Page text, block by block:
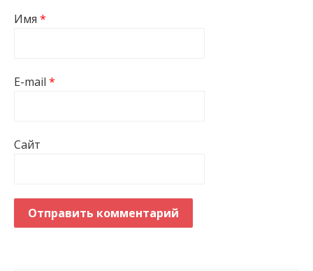
Имя *
E-mail *
Сайт